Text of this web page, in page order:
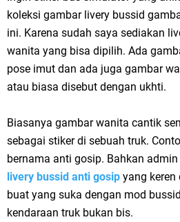
koleksi gambar livery bussid
ini. Karena sudah saya sediakan
wanita yang bisa dipilih. Ada
pose imut dan ada juga gambar
atau biasa disebut dengan ukhti.
Biasanya gambar wanita cantik
sebagai stiker di sebuah truk.
bernama anti gosip. Bahkan
livery bussid anti gosip yang keren
buat yang suka dengan mod
kendaraan truk bukan bis.